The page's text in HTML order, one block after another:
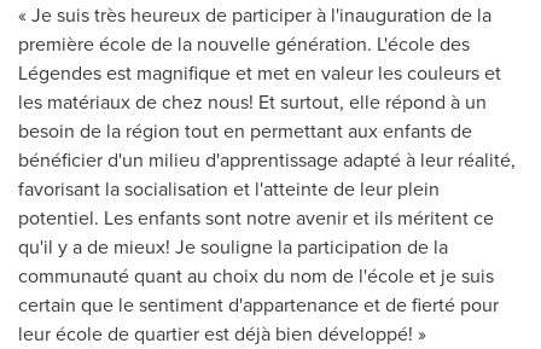
« Je suis très heureux de participer à l'inauguration de la
première école de la nouvelle génération. L'école des
Légendes est magnifique et met en valeur les couleurs et
les matériaux de chez nous! Et surtout, elle répond à un
besoin de la région tout en permettant aux enfants de
bénéficier d'un milieu d'apprentissage adapté à leur réalité,
favorisant la socialisation et l'atteinte de leur plein
potentiel. Les enfants sont notre avenir et ils méritent ce
qu'il y a de mieux! Je souligne la participation de la
communauté quant au choix du nom de l'école et je suis
certain que le sentiment d'appartenance et de fierté pour
leur école de quartier est déjà bien développé! »